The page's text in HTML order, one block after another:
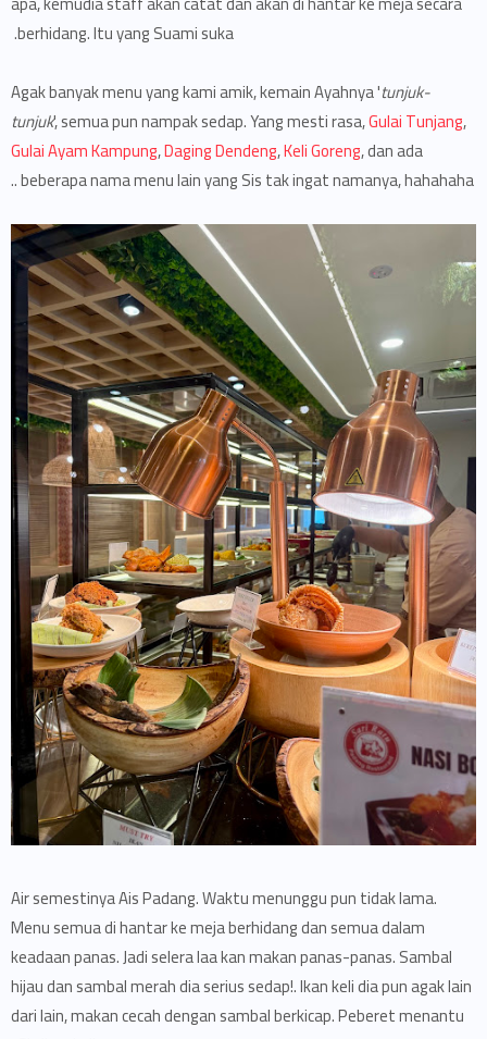
berhidang. Itu yang Suami suka.
Agak banyak menu yang kami amik, kemain Ayahnya 'tunjuk-
tunjuk', semua pun nampak sedap. Yang mesti rasa,Gulai Tunjang,
Gulai Ayam Kampung,Daging Dendeng,Keli Goreng, dan ada
beberapa nama menu lain yang Sis tak ingat namanya, hahahaha ..
Air semestinya Ais Padang. Waktu menunggu pun tidak lama.
Menu semua di hantar ke meja berhidang dan semua dalam
keadaan panas. Jadi selera laa kan makan panas-panas. Sambal
hijau dan sambal merah dia serius sedap!. Ikan keli dia pun agak lain
dari lain, makan cecah dengan sambal berkicap. Peberet menantu